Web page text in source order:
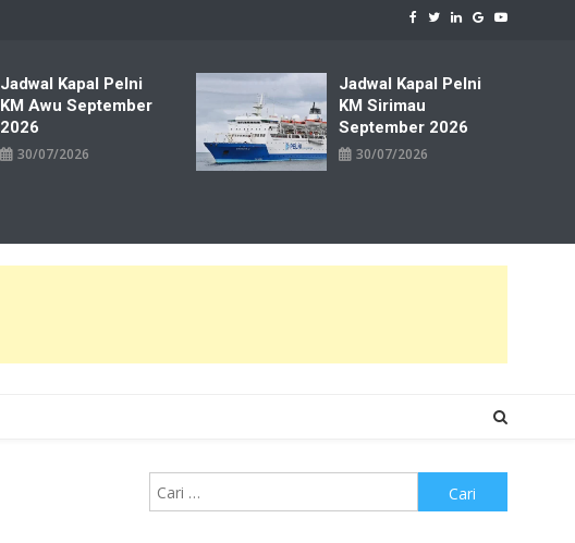
Jadwal Kapal Pelni
KM Awu September
2026
30/07/2026
Jadwal Kapal Pelni
KM Sirimau
September 2026
30/07/2026
untuk: